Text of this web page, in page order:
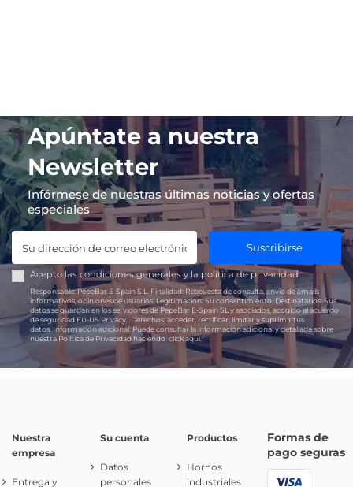
Apúntate a nuestra
Newsletter
Infórmese de nuestras últimas noticias y ofertas
especiales
Suscribirse
Acepto las condiciones generales y lapolítica de privacidad
Responsable:PepeBar E-Spain S.L. Finalidad: Respuesta de consulta, envío de emails
informativos, opiniones de usuarios. Legitimación: Su consentimiento. Destinatarios:Sus
datos se guardan en los servidores de PepeBar E-Spain SL y asociados, acogido al acuerdo
de seguridad EU-US Privacy. Derechos: acceder, rectificar, limitar y suprimir tus
datos.Información adicional:Puede consultar la información adicional y detallada sobre
nuestra Política de Privacidad haciendoclick aquí.
Nuestra
empresa
Entrega y
Su cuenta
Datos
personales
Productos
Hornos
industriales
Formas de
pago seguras